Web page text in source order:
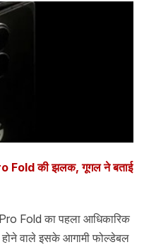
Fold की झलक, गूगल ने बताई
Fold का पहला आधिकारिक
वाले इसके आगामी फोल्डेबल